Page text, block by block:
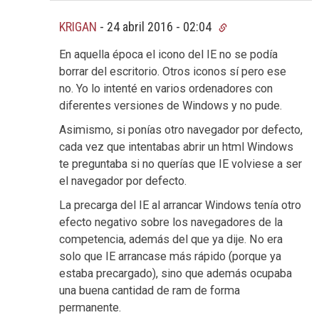
KRIGAN - 24 abril 2016 - 02:04
En aquella época el icono del IE no se podía
borrar del escritorio. Otros iconos sí pero ese
no. Yo lo intenté en varios ordenadores con
diferentes versiones de Windows y no pude.
Asimismo, si ponías otro navegador por defecto,
cada vez que intentabas abrir un html Windows
te preguntaba si no querías que IE volviese a ser
el navegador por defecto.
La precarga del IE al arrancar Windows tenía otro
efecto negativo sobre los navegadores de la
competencia, además del que ya dije. No era
solo que IE arrancase más rápido (porque ya
estaba precargado), sino que además ocupaba
una buena cantidad de ram de forma
permanente.